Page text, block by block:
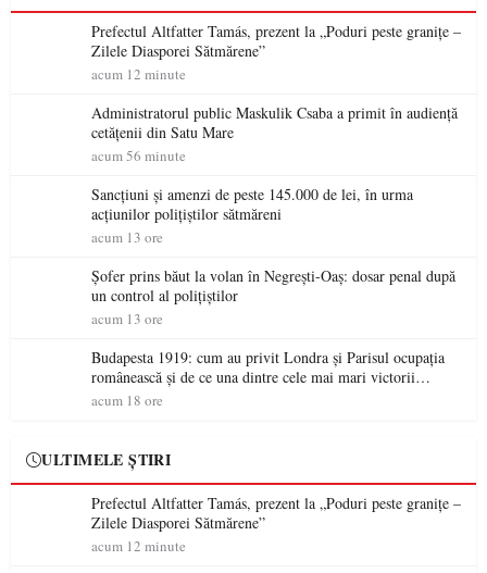
Prefectul Altfatter Tamás, prezent la „Poduri peste granițe –
Zilele Diasporei Sătmărene”
acum 12 minute
Administratorul public Maskulik Csaba a primit în audiență
cetățenii din Satu Mare
acum 56 minute
Sancțiuni și amenzi de peste 145.000 de lei, în urma
acțiunilor polițiștilor sătmăreni
acum 13 ore
Șofer prins băut la volan în Negrești-Oaș: dosar penal după
un control al polițiștilor
acum 13 ore
Budapesta 1919: cum au privit Londra și Parisul ocupația
românească și de ce una dintre cele mai mari victorii
militare ale României a devenit o controversă diplomatică
acum 18 ore
ULTIMELE ȘTIRI
Prefectul Altfatter Tamás, prezent la „Poduri peste granițe –
Zilele Diasporei Sătmărene”
acum 12 minute